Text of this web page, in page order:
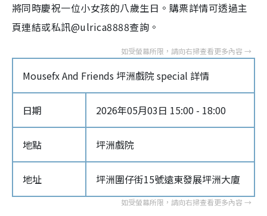
將同時慶祝一位小女孩的八歲生日。購票詳情可透過主
頁連結或私訊@ulrica8888查詢。
Mousefx And Friends 坪洲戲院 special 詳情
日期 2026年05月03日 15:00 - 18:00
地點 坪洲戲院
地址 坪洲圍仔街15號遠東發展坪洲大廈